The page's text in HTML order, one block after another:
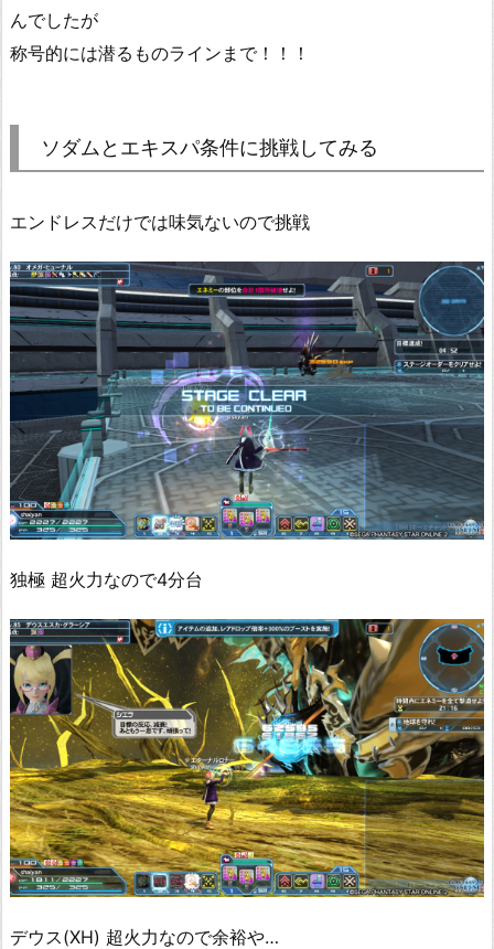
んでしたが
称号的には潜るものラインまで！！！
ソダムとエキスパ条件に挑戦してみる
エンドレスだけでは味気ないので挑戦
独極 超火力なので4分台
デウス(XH) 超火力なので余裕や…